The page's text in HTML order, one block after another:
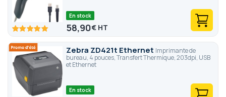
100 100
En stock
58,90€
Zebra ZD421t Ethernet Imprimante de
bureau, 4 pouces, Transfert Thermique, 203dpi, USB
et Ethernet
En stock